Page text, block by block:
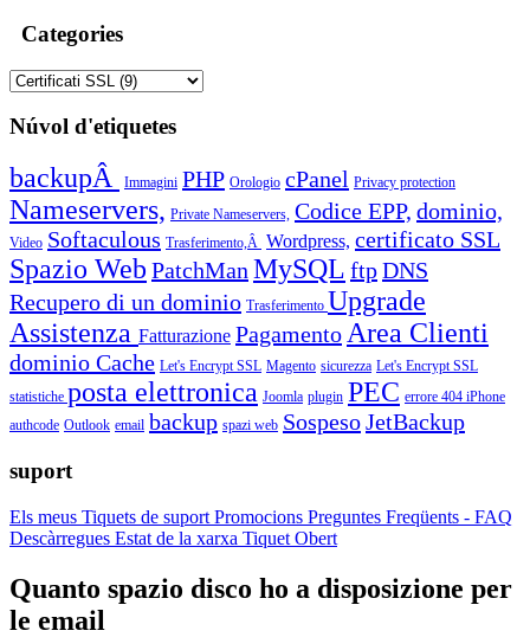
Categories
Núvol d'etiquetes
backupÂ Immagini PHP Orologio cPanel Privacy protection
Nameservers, Private Nameservers, Codice EPP, dominio,
Video Softaculous Trasferimento,Â Wordpress, certificato SSL
Spazio Web PatchMan MySQL ftpDNS
Recupero di un dominio Trasferimento Upgrade
Assistenza Fatturazione Pagamento Area Clienti
dominio Cache Let's Encrypt SSL Magento sicurezza Let's Encrypt SSL
statistiche posta elettronica Joomla plugin PEC errore 404 iPhone
authcode Outlook email backup spazi web SospesoJetBackup
suport
Els meus Tiquets de suport Promocions Preguntes Freqüents - FAQ
Descàrregues Estat de la xarxa Tiquet Obert
Quanto spazio disco ho a disposizione per
le email